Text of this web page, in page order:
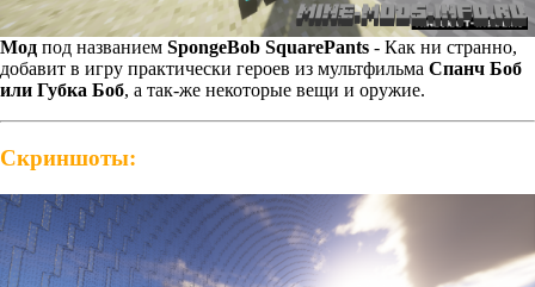
Мод под названием SpongeBob SquarePants - Как ни странно,
добавит в игру практически героев из мультфильма Спанч Боб
или Губка Боб, а так-же некоторые вещи и оружие.
Скриншоты: